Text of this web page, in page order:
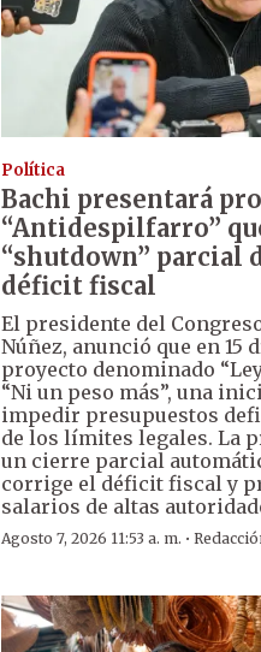
Política
Bachi presentará
“Antidespilfarro”
“shutdown” parcial
déficit fiscal
El presidente del
Núñez, anunció que en 15
proyecto denominado
“Ni un peso más”, una
impedir presupuestos
de los límites legales. La
un cierre parcial
corrige el déficit fiscal y
salarios de altas
Agosto 7, 2026 11:53 a. m. ·